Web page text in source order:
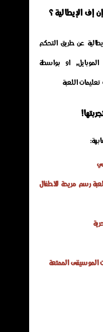
إف الإيطالية ؟
عن طريق التحكم
او بواسطة
اللعبة
رسم مريحة للأطفال
الموسيقى الممتعة